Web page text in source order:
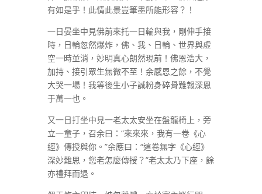
有如是乎！此情此景豈筆墨所能形容？！
一日晏坐中見佛前來托一日輪與我，剛伸手接
時，日輪忽然爆炸，佛、我、日輪、世界與虛
空一時並消，妙明真心朗然現前！佛恩浩大，
加持、接引眾生無微不至！余感恩之餘，不覺
大哭一場！我等後生小子誠粉身碎骨難報深恩
于萬一也。
又一日打坐中見一老太太安坐在盤龍椅上，旁
立一童子，召余曰：“來來來，我有一卷《心
經》傳授與你。”余應曰：“這卷無字《心經》
深妙難思，您老怎麼傳授？”老太太乃下座，餘
亦禮拜而退。